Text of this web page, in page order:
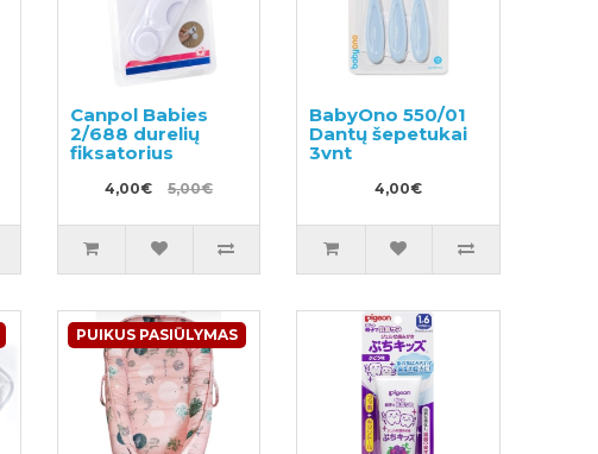
Canpol Babies
2/688 durelių
fiksatorius
4,00€ 5,00€
BabyOno 550/01
Dantų šepetukai
3vnt
4,00€
PUIKUS PASIŪLYMAS